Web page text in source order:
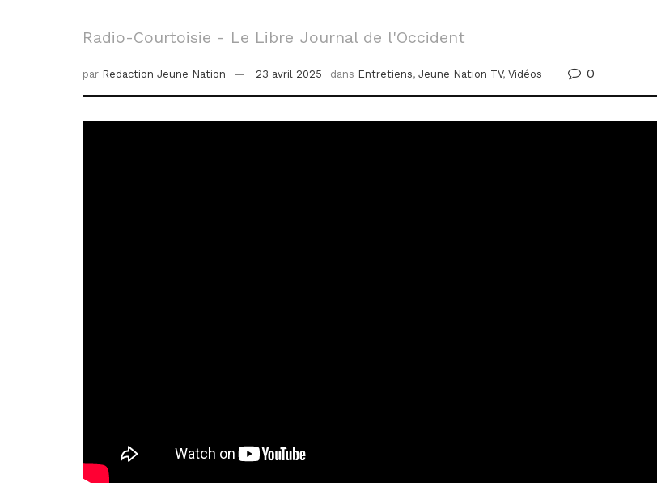
Radio-Courtoisie - Le Libre Journal de l'Occident
par Redaction Jeune Nation 23 avril 2025 dans Entretiens, Jeune Nation TV, Vidéos 0